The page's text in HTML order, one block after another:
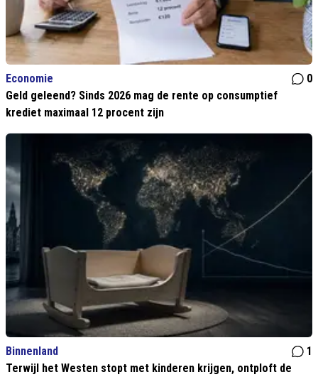
Economie
0
Geld geleend? Sinds 2026 mag de rente op consumptief
krediet maximaal 12 procent zijn
Binnenland
1
Terwijl het Westen stopt met kinderen krijgen, ontploft de